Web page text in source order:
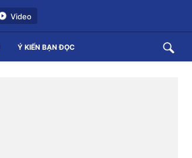
Video
Ý KIẾN BẠN ĐỌC